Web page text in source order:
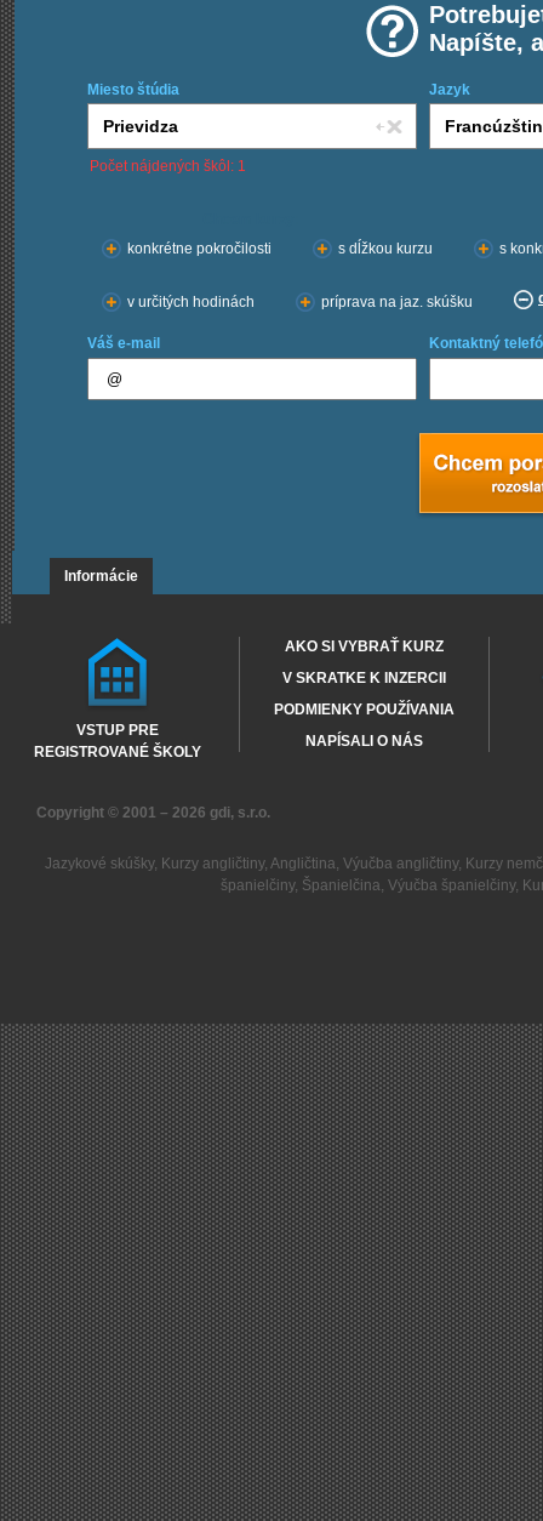
Napíšte,
Miesto štúdia Jazyk
Počet nájdených škôl: 1
konkrétne pokročilosti
s dĺžkou kurzu s
v určitých hodinách príprava na jaz. skúšku
Váš e-mail Kontaktný
Informácie
VSTUP PRE
REGISTROVANÉ ŠKOLY
AKO SI VYBRAŤ KURZ
V SKRATKE K INZERCII
PODMIENKY POUŽÍVANIA
NAPÍSALI O NÁS
Copyright © 2001 – 2026 gdi, s.r.o.
Jazykové skúšky, Kurzy angličtiny, Angličtina, Výučba angličtiny, Kurzy
španielčiny, Španielčina, Výučba španielčiny,